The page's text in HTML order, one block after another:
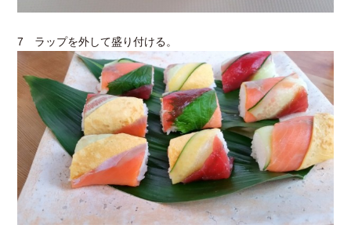
7 ラップを外して盛り付ける。